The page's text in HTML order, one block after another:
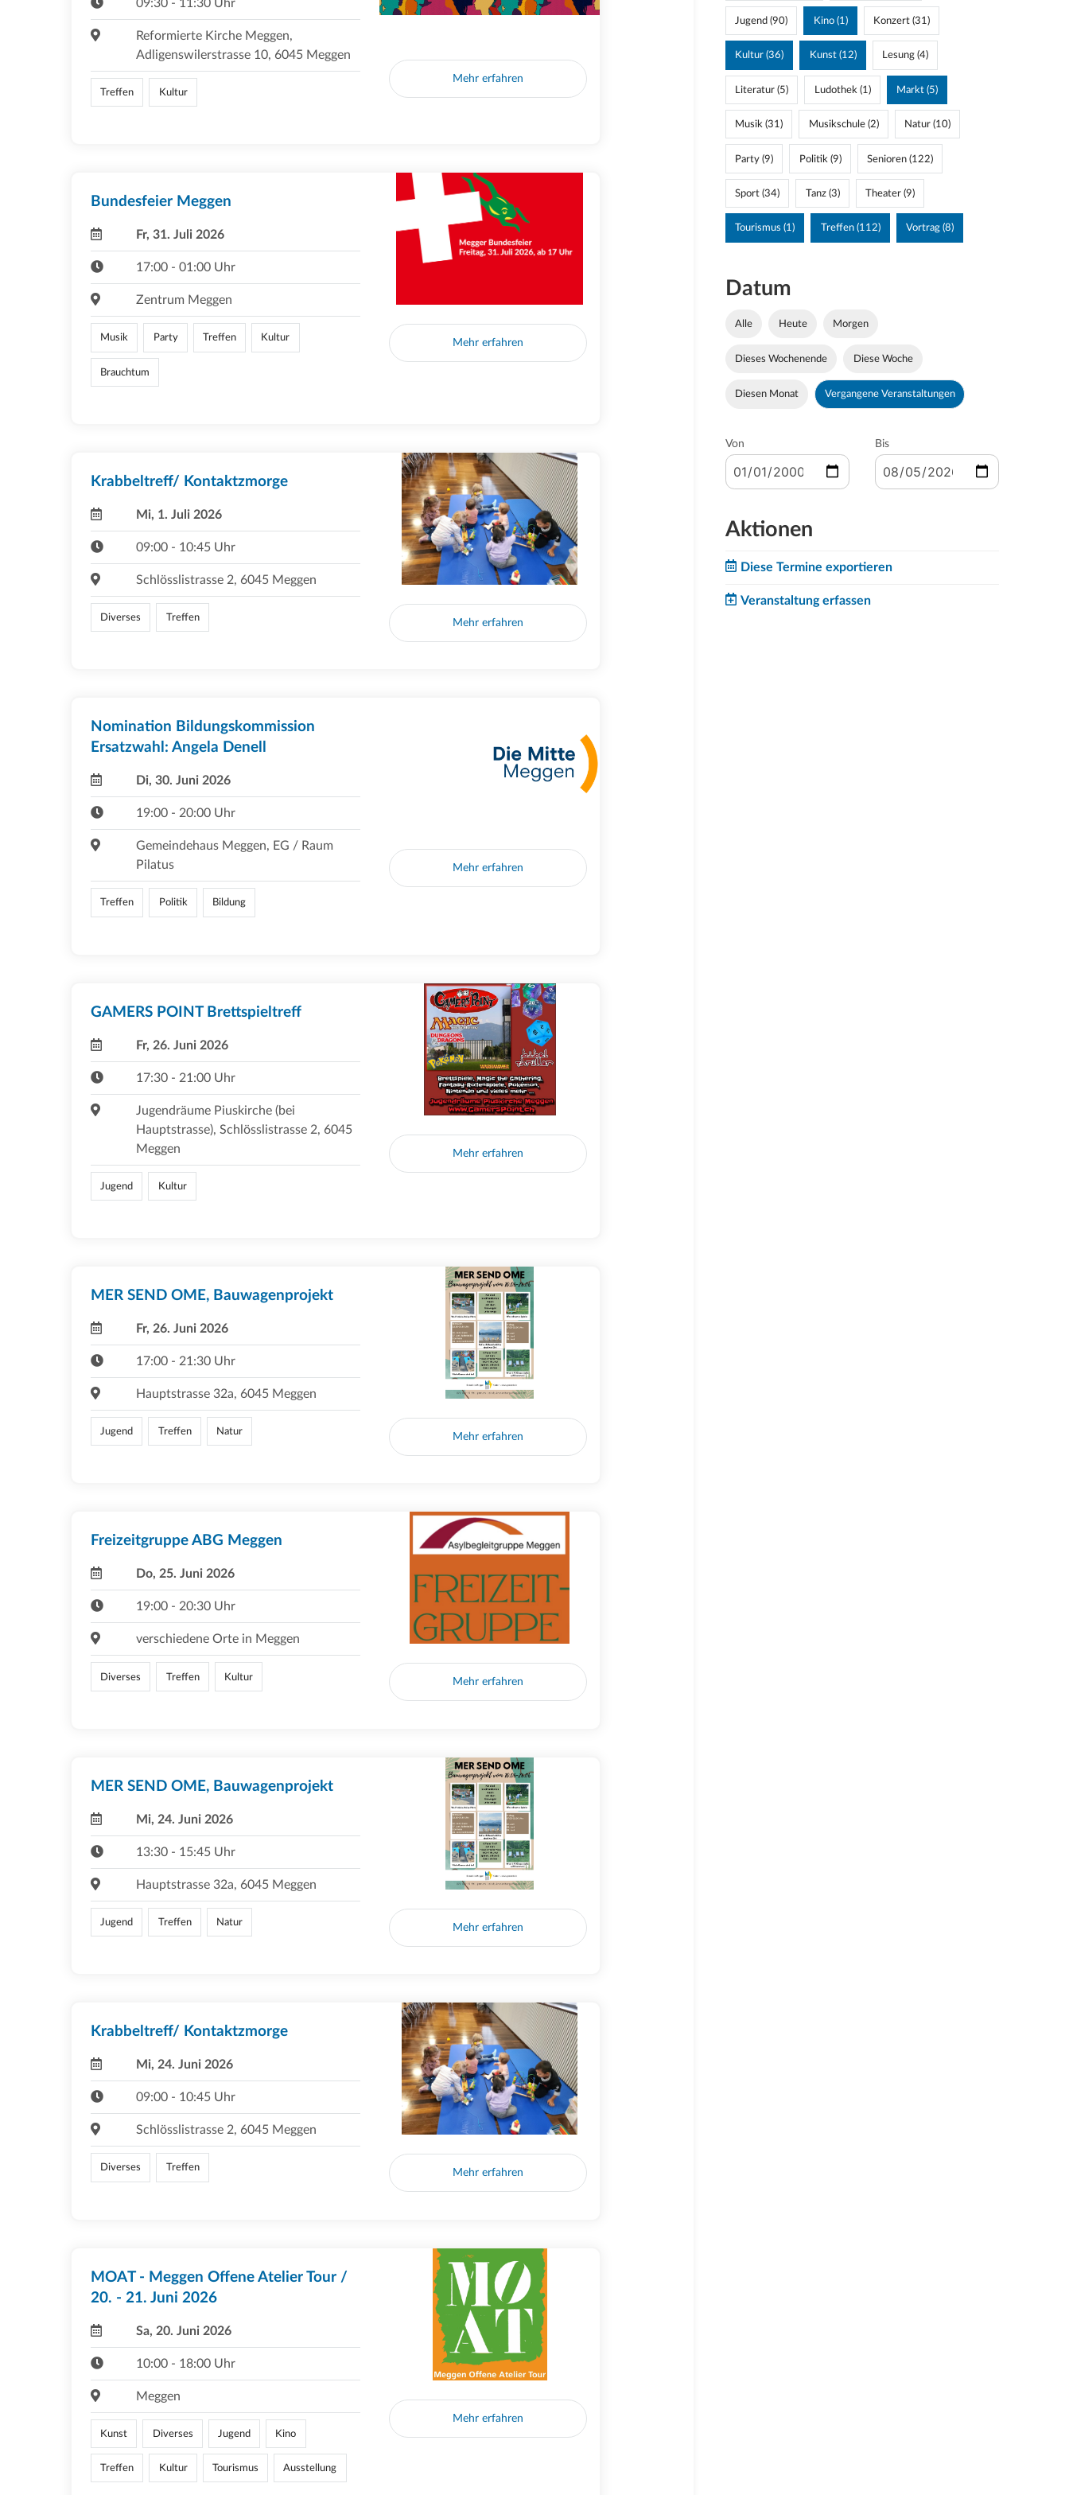
09:30 - 11:30 Uhr
Reformierte Kirche Meggen,
Adligenswilerstrasse 10, 6045 Meggen
Treffen Kultur
Mehr erfahren
Bundesfeier Meggen
Fr, 31. Juli 2026
17:00 - 01:00 Uhr
Zentrum Meggen
Musik Party Treffen Kultur
Brauchtum
Mehr erfahren
Krabbeltreff/ Kontaktzmorge
Mi, 1. Juli 2026
09:00 - 10:45 Uhr
Schlösslistrasse 2, 6045 Meggen
Diverses Treffen Mehr erfahren
Nomination Bildungskommission
Ersatzwahl: Angela Denell
Di, 30. Juni 2026
19:00 - 20:00 Uhr
Gemeindehaus Meggen, EG / Raum
Pilatus
Treffen Politik Bildung
Mehr erfahren
GAMERS POINT Brettspieltreff
Fr, 26. Juni 2026
17:30 - 21:00 Uhr
Jugendräume Piuskirche (bei
Hauptstrasse), Schlösslistrasse 2, 6045
Meggen
Jugend Kultur
Mehr erfahren
MER SEND OME, Bauwagenprojekt
Fr, 26. Juni 2026
17:00 - 21:30 Uhr
Hauptstrasse 32a, 6045 Meggen
Jugend Treffen Natur Mehr erfahren
Freizeitgruppe ABG Meggen
Do, 25. Juni 2026
19:00 - 20:30 Uhr
verschiedene Orte in Meggen
Diverses Treffen Kultur Mehr erfahren
MER SEND OME, Bauwagenprojekt
Mi, 24. Juni 2026
13:30 - 15:45 Uhr
Hauptstrasse 32a, 6045 Meggen
Jugend Treffen Natur Mehr erfahren
Krabbeltreff/ Kontaktzmorge
Mi, 24. Juni 2026
09:00 - 10:45 Uhr
Schlösslistrasse 2, 6045 Meggen
Diverses Treffen Mehr erfahren
MOAT - Meggen Offene Atelier Tour /
20. - 21. Juni 2026
Sa, 20. Juni 2026
10:00 - 18:00 Uhr
Meggen
Kunst Diverses Jugend Kino
Treffen Kultur Tourismus Ausstellung
Mehr erfahren
Jugend (90) Kino (1) Konzert (31)
Kultur (36) Kunst (12) Lesung (4)
Literatur (5) Ludothek (1) Markt (5)
Musik (31) Musikschule (2) Natur (10)
Party (9) Politik (9) Senioren (122)
Sport (34) Tanz (3) Theater (9)
Tourismus (1) Treffen (112) Vortrag (8)
Datum
Alle Heute Morgen
Dieses Wochenende Diese Woche
Diesen Monat Vergangene Veranstaltungen
Von Bis
Aktionen
Diese Termine exportieren
Veranstaltung erfassen